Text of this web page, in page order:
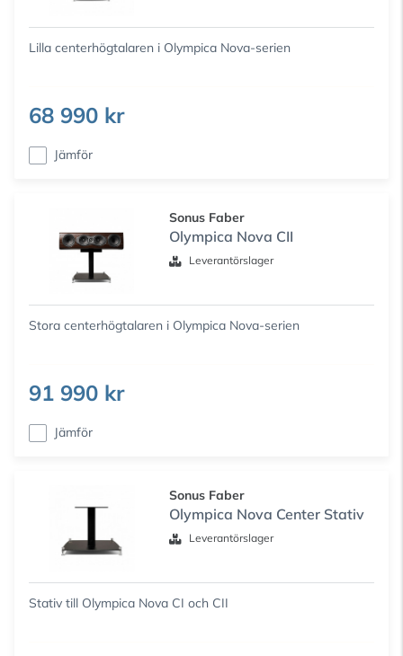
Lilla centerhögtalaren i Olympica Nova-serien
68 990 kr
Jämför
Sonus Faber
Olympica Nova CII
Leverantörslager
Stora centerhögtalaren i Olympica Nova-serien
91 990 kr
Jämför
Sonus Faber
Olympica Nova Center Stativ
Leverantörslager
Stativ till Olympica Nova CI och CII